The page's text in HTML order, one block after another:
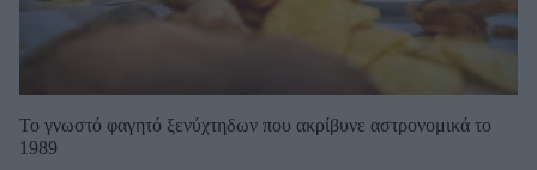
Το γνωστό φαγητό ξενύχτηδων που ακρίβυνε αστρονομικά το
1989